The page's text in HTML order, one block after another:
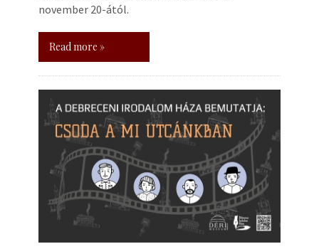
november 20-ától.
Read more »